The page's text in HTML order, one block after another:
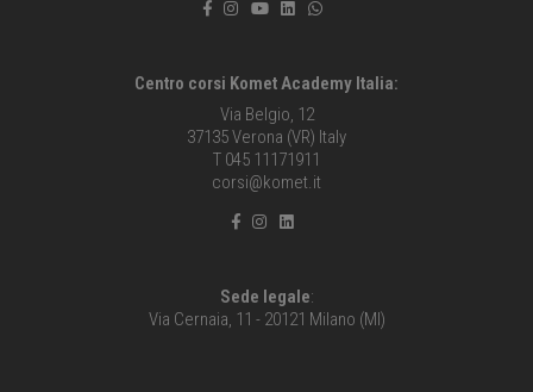
Centro corsi Komet Academy Italia:
Via Belgio, 12
37135 Verona (VR) Italy
T 045 11171911
corsi@komet.it
Sede legale:
Via Cernaia, 11 - 20121 Milano (MI)